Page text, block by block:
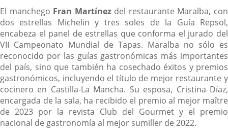
El manchego Fran Martínezdel restaurante Maralba, con
dos estrellas Michelin y tres soles de la Guía Repsol,
encabeza el panel de estrellas que conforma el jurado del
VII Campeonato Mundial de Tapas. Maralba no sólo es
reconocido por las guías gastronómicas más importantes
del país, sino que también ha cosechado éxitos y premios
gastronómicos, incluyendo el título de mejor restaurante y
cocinero en Castilla-La Mancha. Su esposa, Cristina Díaz,
encargada de la sala, ha recibido el premio al mejor maître
de 2023 por la revista Club del Gourmet y el premio
nacional de gastronomía al mejor sumiller de 2022.